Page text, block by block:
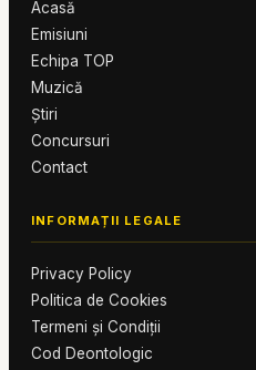
Acasă
Emisiuni
Echipa TOP
Muzică
Știri
Concursuri
Contact
INFORMAȚII LEGALE
Privacy Policy
Politica de Cookies
Termeni și Condiții
Cod Deontologic